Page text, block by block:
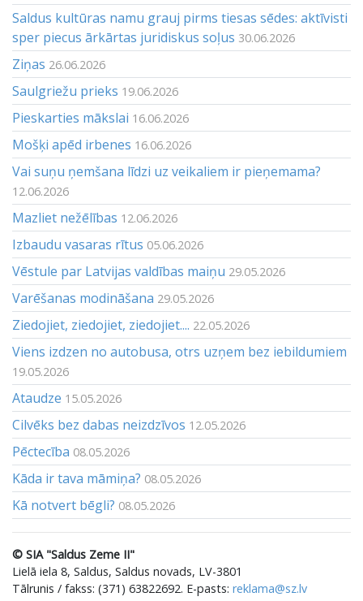
Saldus kultūras namu grauj pirms tiesas sēdes: aktīvisti
sper piecus ārkārtas juridiskus soļus 30.06.2026
Ziņas 26.06.2026
Saulgriežu prieks 19.06.2026
Pieskarties mākslai 16.06.2026
Mošķi apēd irbenes 16.06.2026
Vai suņu ņemšana līdzi uz veikaliem ir pieņemama?
12.06.2026
Mazliet nežēlības 12.06.2026
Izbaudu vasaras rītus 05.06.2026
Vēstule par Latvijas valdības maiņu 29.05.2026
Varēšanas modināšana 29.05.2026
Ziedojiet, ziedojiet, ziedojiet.... 22.05.2026
Viens izdzen no autobusa, otrs uzņem bez iebildumiem
19.05.2026
Ataudze 15.05.2026
Cilvēks bez dabas neizdzīvos 12.05.2026
Pēctecība 08.05.2026
Kāda ir tava māmiņa? 08.05.2026
Kā notvert bēgli? 08.05.2026
© SIA "Saldus Zeme II"
Lielā iela 8, Saldus, Saldus novads, LV-3801
Tālrunis / fakss: (371) 63822692. E-pasts: reklama@sz.lv